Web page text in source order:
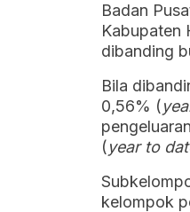
Badan
Kabupaten
dibanding
Bila
0,56% (
(year to
kelompok